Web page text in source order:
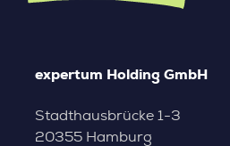
expertum Holding GmbH
Stadthausbrücke 1-3
20355 Hamburg